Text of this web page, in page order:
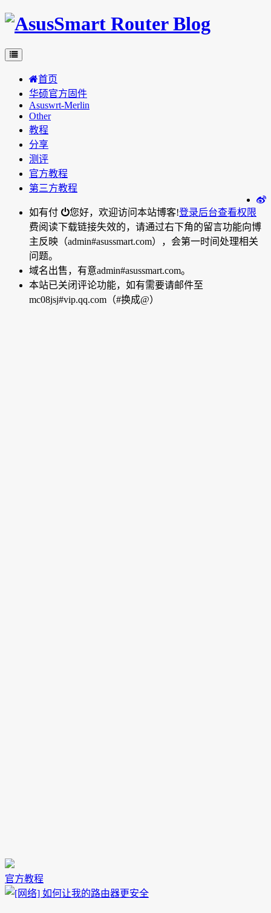
首页
华硕官方固件
Asuswrt-Merlin
Other
教程
分享
测评
官方教程
第三方教程
您好，欢迎访问本站博客!登录后台查看权限
如有付
费阅读下载链接失效的，请通过右下角的留言功能向博
主反映（admin#asussmart.com），会第一时间处理相关
问题。
域名出售，有意admin#asussmart.com。
本站已关闭评论功能，如有需要请邮件至
mc08jsj#vip.qq.com（#换成@）
官方教程